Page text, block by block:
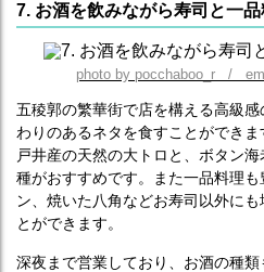
7. お酒を飲みながら寿司と一品
photo by pocchaboo_r /
五稜郭の繁華街で店を構える高級
わりのあるネタを食すことができ
戸井産の天然の大トロと、ボタン
種がおすすめです。また一品料理
ン、焼いた八角などお寿司以外に
とができます。
深夜まで営業しており、お酒の種